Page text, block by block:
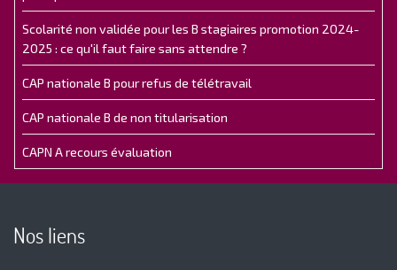
Scolarité non validée pour les B stagiaires promotion 2024-
2025 : ce qu'il faut faire sans attendre ?
CAP nationale B pour refus de télétravail
CAP nationale B de non titularisation
CAPN A recours évaluation
Nos liens